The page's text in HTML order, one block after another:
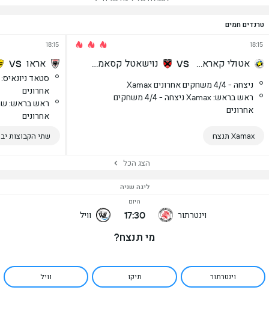
טרנדים חמים
18:15
אטולי קאראוג' VS נוישאטל קסאמקס
Xamax ניצחה - 4/4 משחקים אחרונים
ראש בראש: Xamax ניצחה - 4/4 משחקים
אחרונים
Xamax תנצח
18:15
אראו VS
אחרונים
אחרונים
שתי הקבוצות
הצג הכל
ליגה שניה
וינטרתור
היום
17:30 וויל
מי תנצח?
וינטרתור תיקו וויל